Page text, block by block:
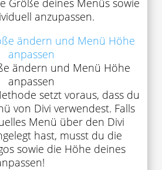
Größe deines Menüs sowie
anzupassen.
ändern und Menü Höhe
anpassen
setzt voraus, dass du
von Divi verwendest. Falls
Menü über den Divi
hast, musst du die
sowie die Höhe deines